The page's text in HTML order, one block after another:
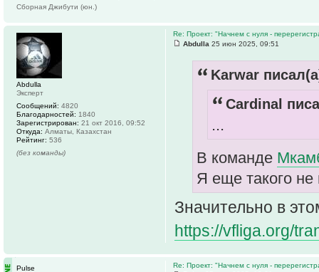
Сборная Джибути (юн.)
Re: Проект: "Начнем с нуля -
Abdulla 25 июн 2025, 09:51
Karwar
Cardinal
...
В команде
Я еще такого не
Значительно в
https://vfliga.org/
Abdulla
Эксперт
Сообщений: 4820
Благодарностей: 1840
Зарегистрирован: 21 окт 2016, 09:52
Откуда: Алматы, Казахстан
Рейтинг: 536
(без команды)
Re: Проект: "Начнем с нуля -
Pulse